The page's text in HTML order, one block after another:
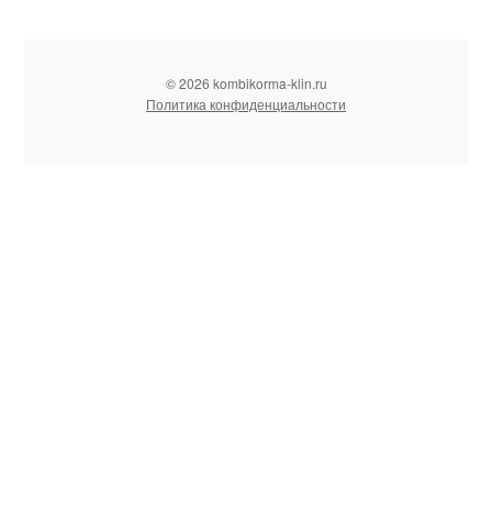
© 2026 kombikorma-klin.ru
Политика конфиденциальности